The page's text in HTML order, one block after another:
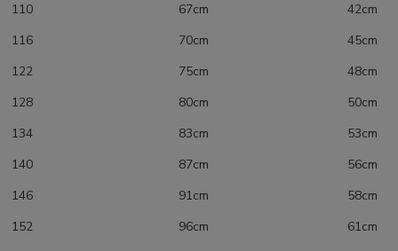
110 67cm 42cm
116 70cm 45cm
122 75cm 48cm
128 80cm 50cm
134 83cm 53cm
140 87cm 56cm
146 91cm 58cm
152 96cm 61cm